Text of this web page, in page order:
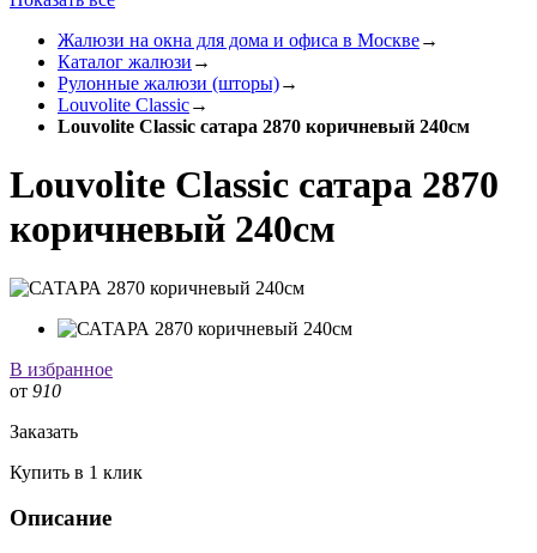
Жалюзи на окна для дома и офиса в Москве→
Каталог жалюзи →
Рулонные жалюзи (шторы)→
Louvolite Classic→
Louvolite Classic сатара 2870 коричневый 240см
Louvolite Classic сатара 2870
коричневый 240см
В избранное
от 910
Заказать
Купить в 1 клик
Описание